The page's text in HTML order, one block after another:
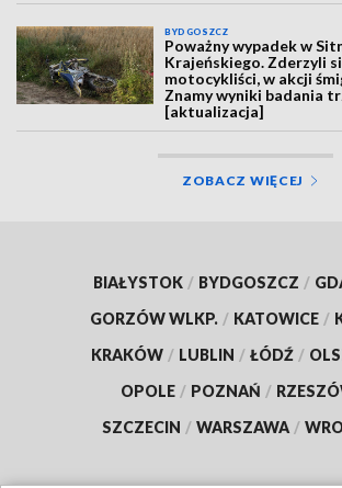
BYDGOSZCZ
Poważny wypadek w
Krajeńskiego. Zderzyli
motocykliści, w akcji
Znamy wyniki badania
[aktualizacja]
ZOBACZ WIĘCEJ
BIAŁYSTOK / BYDGOSZCZ /
GORZÓW WLKP. / KATOWICE /
KRAKÓW / LUBLIN / ŁÓDŹ /
OPOLE / POZNAŃ /
SZCZECIN / WARSZAWA /